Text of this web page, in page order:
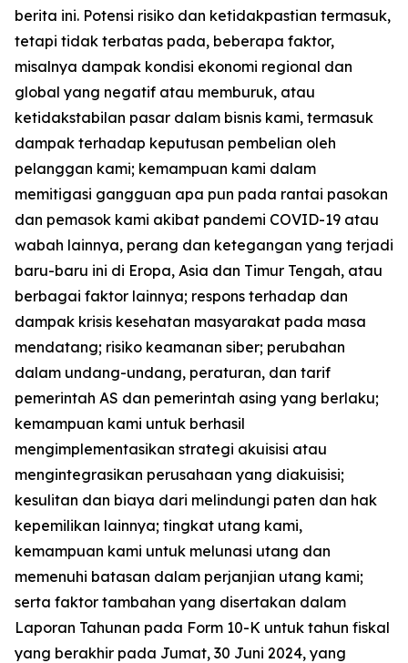
berita ini. Potensi risiko dan ketidakpastian termasuk,
tetapi tidak terbatas pada, beberapa faktor,
misalnya dampak kondisi ekonomi regional dan
global yang negatif atau memburuk, atau
ketidakstabilan pasar dalam bisnis kami, termasuk
dampak terhadap keputusan pembelian oleh
pelanggan kami; kemampuan kami dalam
memitigasi gangguan apa pun pada rantai pasokan
dan pemasok kami akibat pandemi COVID-19 atau
wabah lainnya, perang dan ketegangan yang terjadi
baru-baru ini di Eropa, Asia dan Timur Tengah, atau
berbagai faktor lainnya; respons terhadap dan
dampak krisis kesehatan masyarakat pada masa
mendatang; risiko keamanan siber; perubahan
dalam undang-undang, peraturan, dan tarif
pemerintah AS dan pemerintah asing yang berlaku;
kemampuan kami untuk berhasil
mengimplementasikan strategi akuisisi atau
mengintegrasikan perusahaan yang diakuisisi;
kesulitan dan biaya dari melindungi paten dan hak
kepemilikan lainnya; tingkat utang kami,
kemampuan kami untuk melunasi utang dan
memenuhi batasan dalam perjanjian utang kami;
serta faktor tambahan yang disertakan dalam
Laporan Tahunan pada Form 10-K untuk tahun fiskal
yang berakhir pada Jumat, 30 Juni 2024, yang